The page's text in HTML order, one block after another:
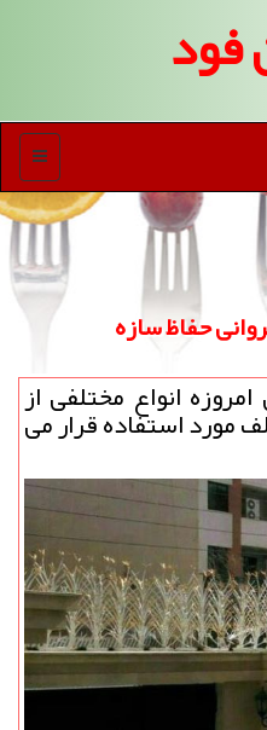
فود
منو
حفاظ سازه
انواع مختلفی از
مورد استفاده قرار می